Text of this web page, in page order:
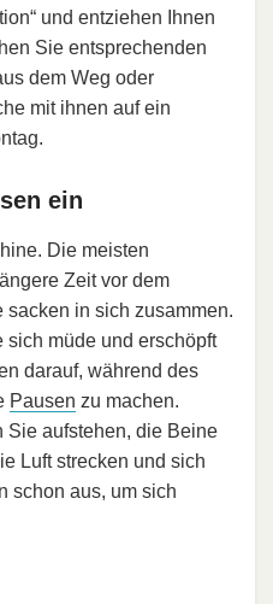
und entziehen Ihnen
Sie entsprechenden
dem Weg oder
mit ihnen auf ein
ein
Die meisten
Zeit vor dem
sacken in sich zusammen.
sich müde und erschöpft
darauf, während des
Pausen zu machen.
Sie aufstehen, die Beine
Luft strecken und sich
schon aus, um sich